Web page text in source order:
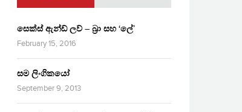
සෙක්ස් ඇන්ඩ් ලව් – බ්‍රා සහ ‘ලේ’
February 15, 2016
සම ලිංගිකයෝ
September 9, 2013